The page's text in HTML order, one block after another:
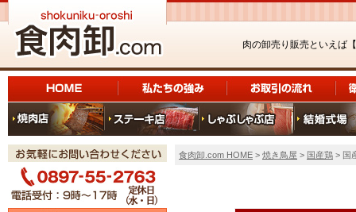
肉の卸売り販売といえば【
食肉卸.com HOME > 焼き鳥屋 > 国産鶏 > 国